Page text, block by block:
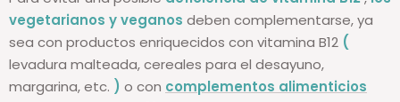
Para evitar una posible deficiencia de vitamina B12
vegetarianos y veganos
deben complementarse, ya
sea con productos enriquecidos con vitamina B12
levadura malteada, cereales para el desayuno,